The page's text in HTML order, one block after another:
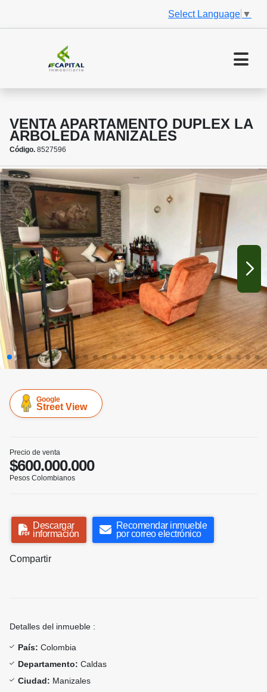
Select Language ▼
VENTA APARTAMENTO DUPLEX LA
ARBOLEDA MANIZALES
Código. 8527596
Google
Street View
Precio de venta
$600.000.000
Pesos Colombianos
Descargar
información
Recomendar inmueble
por correo electrónico
Compartir
Detalles del inmueble :
País: Colombia
Departamento: Caldas
Ciudad: Manizales